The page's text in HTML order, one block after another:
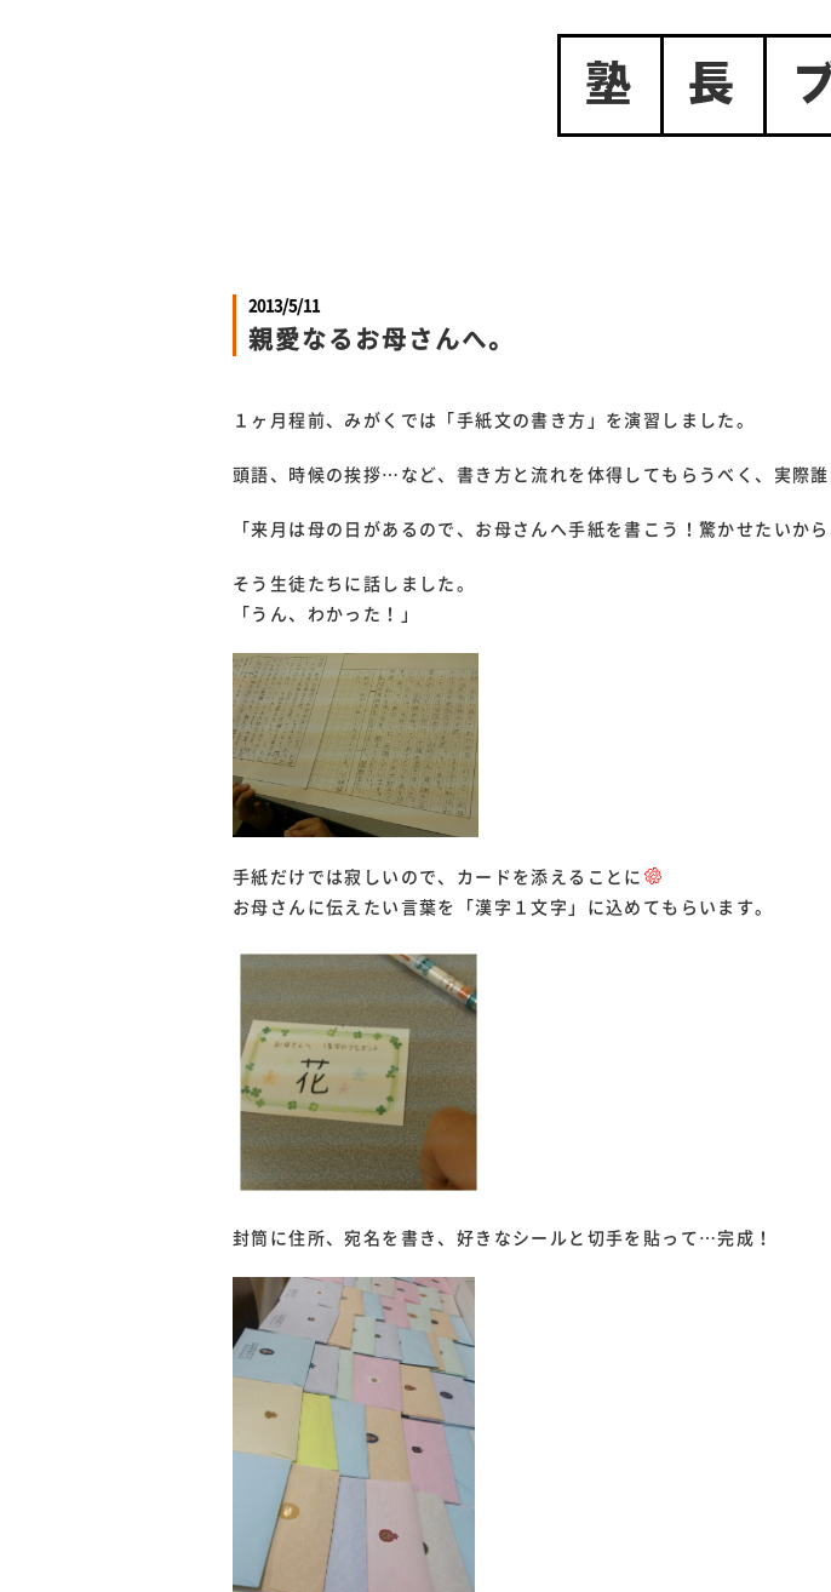
塾 長
2013/5/11
親愛なるお母さんへ。
１ヶ月程前、みがくでは「手紙文の書き方」を演習しました。
頭語、時候の挨拶…など、書き方と流れを体得してもらうべく、実際
「来月は母の日があるので、お母さんへ手紙を書こう！驚かせたいか
そう生徒たちに話しました。
「うん、わかった！」
手紙だけでは寂しいので、カードを添えることに
お母さんに伝えたい言葉を「漢字１文字」に込めてもらいます。
封筒に住所、宛名を書き、好きなシールと切手を貼って…完成！